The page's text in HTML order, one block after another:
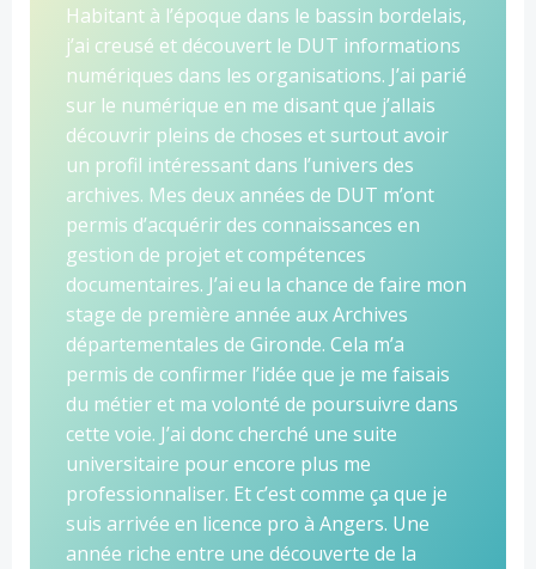
Habitant à l’époque dans le bassin bordelais,
j’ai creusé et découvert le DUT informations
numériques dans les organisations. J’ai parié
sur le numérique en me disant que j’allais
découvrir pleins de choses et surtout avoir
un profil intéressant dans l’univers des
archives. Mes deux années de DUT m’ont
permis d’acquérir des connaissances en
gestion de projet et compétences
documentaires. J’ai eu la chance de faire mon
stage de première année aux Archives
départementales de Gironde. Cela m’a
permis de confirmer l’idée que je me faisais
du métier et ma volonté de poursuivre dans
cette voie. J’ai donc cherché une suite
universitaire pour encore plus me
professionnaliser. Et c’est comme ça que je
suis arrivée en licence pro à Angers. Une
année riche entre une découverte de la